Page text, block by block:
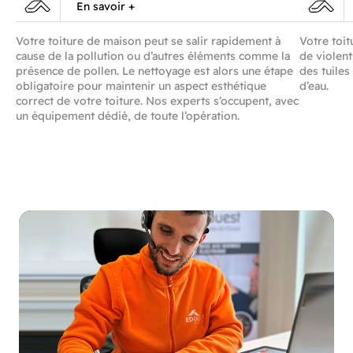
En savoir +
Votre toiture de maison peut se salir rapidement à
cause de la pollution ou d’autres éléments comme la
présence de pollen. Le nettoyage est alors une étape
obligatoire pour maintenir un aspect esthétique
correct de votre toiture. Nos experts s’occupent, avec
un équipement dédié, de toute l’opération.
Votre
de
des tuiles
d’eau.